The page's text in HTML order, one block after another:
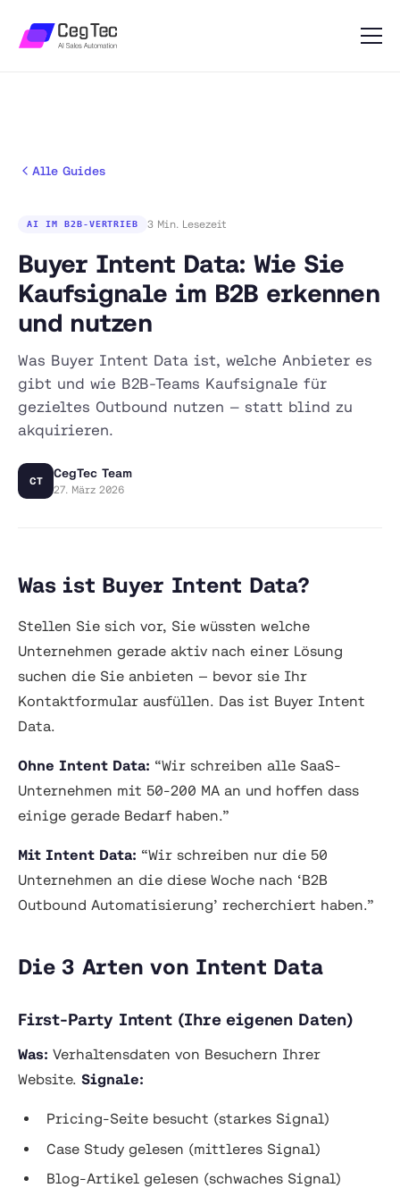
Alle Guides
AI IM B2B-VERTRIEB 3 Min. Lesezeit
Buyer Intent Data: Wie Sie
Kaufsignale im B2B erkennen
und nutzen
Was Buyer Intent Data ist, welche Anbieter es
gibt und wie B2B-Teams Kaufsignale für
gezieltes Outbound nutzen — statt blind zu
akquirieren.
CT
CegTec Team
27. März 2026
Was ist Buyer Intent Data?
Stellen Sie sich vor, Sie wüssten welche
Unternehmen gerade aktiv nach einer Lösung
suchen die Sie anbieten — bevor sie Ihr
Kontaktformular ausfüllen. Das ist Buyer Intent
Data.
Ohne Intent Data: “Wir schreiben alle SaaS-
Unternehmen mit 50-200 MA an und hoffen dass
einige gerade Bedarf haben.”
Mit Intent Data: “Wir schreiben nur die 50
Unternehmen an die diese Woche nach ‘B2B
Outbound Automatisierung’ recherchiert haben.”
Die 3 Arten von Intent Data
First-Party Intent (Ihre eigenen Daten)
Was: Verhaltensdaten von Besuchern Ihrer
Website. Signale:
Pricing-Seite besucht (starkes Signal)
Case Study gelesen (mittleres Signal)
Blog-Artikel gelesen (schwaches Signal)